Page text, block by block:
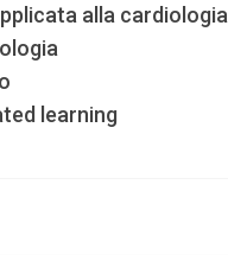
alla cardiologia
learning